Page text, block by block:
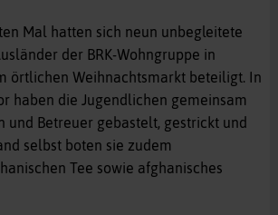
Mal hatten sich neun unbegleitete
der BRK-Wohngruppe in
örtlichen Weihnachtsmarkt beteiligt. In
haben die Jugendlichen gemeinsam
und Betreuer gebastelt, gestrickt und
selbst boten sie zudem
Tee sowie afghanisches